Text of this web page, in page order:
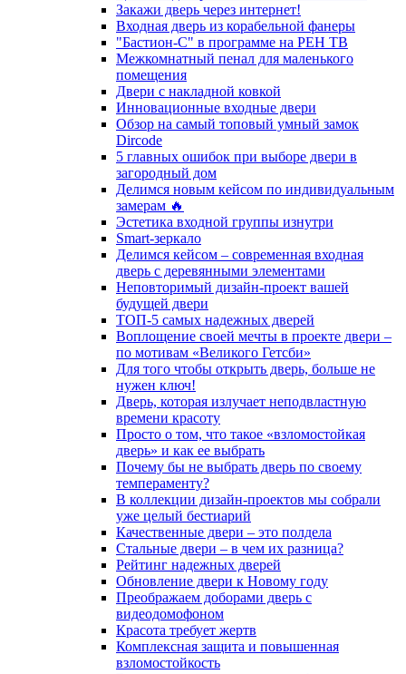
Закажи дверь через интернет!
Входная дверь из корабельной фанеры
"Бастион-С" в программе на РЕН ТВ
Межкомнатный пенал для маленького
помещения
Двери с накладной ковкой
Инновационные входные двери
Обзор на самый топовый умный замок
Dircode
5 главных ошибок при выборе двери в
загородный дом
Делимся новым кейсом по индивидуальным
замерам 🔥
Эстетика входной группы изнутри
Smart-зеркало
Делимся кейсом – современная входная
дверь с деревянными элементами
Неповторимый дизайн-проект вашей
будущей двери
ТОП-5 самых надежных дверей
Воплощение своей мечты в проекте двери –
по мотивам «Великого Гетсби»
Для того чтобы открыть дверь, больше не
нужен ключ!
Дверь, которая излучает неподвластную
времени красоту
Просто о том, что такое «взломостойкая
дверь» и как ее выбрать
Почему бы не выбрать дверь по своему
темпераменту?
В коллекции дизайн-проектов мы собрали
уже целый бестиарий
Качественные двери – это полдела
Стальные двери – в чем их разница?
Рейтинг надежных дверей
Обновление двери к Новому году
Преображаем доборами дверь с
видеодомофоном
Красота требует жертв
Комплексная защита и повышенная
взломостойкость